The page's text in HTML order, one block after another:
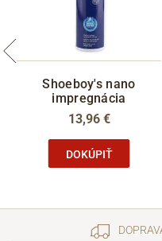
Shoeboy's nano
impregnácia
13,96 €
DOKÚPIŤ